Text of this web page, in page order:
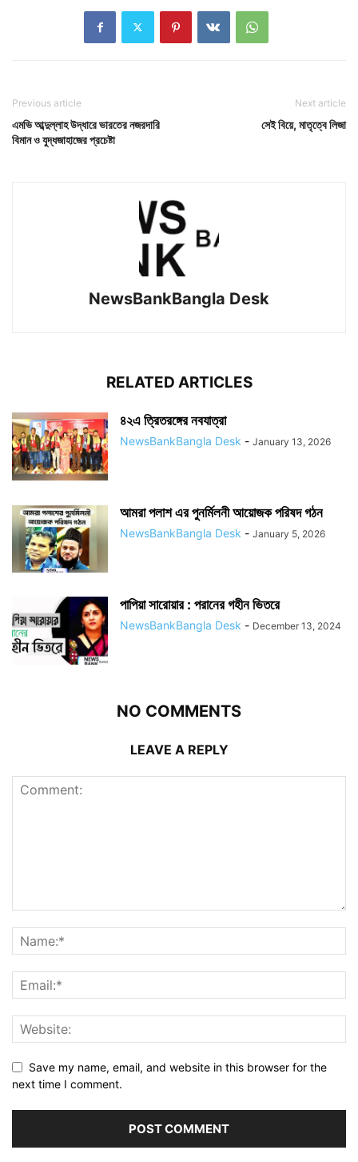
Previous article
এমভি আব্দুল্লাহ উদ্ধারে ভারতের নজরদারি
বিমান ও যুদ্ধজাহাজের প্রচেষ্টা
Next article
সেই বিয়ে, মাতৃত্বে লিজা
NewsBankBangla Desk
RELATED ARTICLES
৪২এ ত্রিতরঙ্গের নবযাত্রা
NewsBankBangla Desk - January 13, 2026
আমরা পলাশ এর পুনর্মিলনী আয়োজক পরিষদ গঠন
NewsBankBangla Desk - January 5, 2026
পাপিয়া সারোয়ার : পরানের গহীন ভিতরে
NewsBankBangla Desk - December 13, 2024
NO COMMENTS
LEAVE A REPLY
Save my name, email, and website in this browser for the
next time I comment.